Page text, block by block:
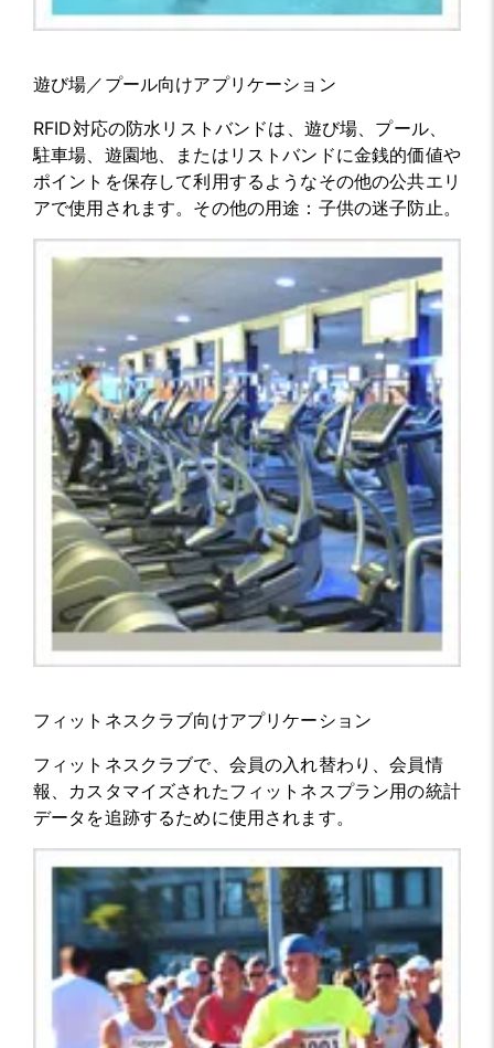
遊び場／プール向けアプリケーション
RFID対応の防水リストバンドは、遊び場、プール、
駐車場、遊園地、またはリストバンドに金銭的価値や
ポイントを保存して利用するようなその他の公共エリ
アで使用されます。その他の用途：子供の迷子防止。
フィットネスクラブ向けアプリケーション
フィットネスクラブで、会員の入れ替わり、会員情
報、カスタマイズされたフィットネスプラン用の統計
データを追跡するために使用されます。